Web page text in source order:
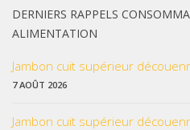
DERNIERS RAPPELS
ALIMENTATION
Jambon cuit supérieur
7 AOÛT 2026
Jambon cuit supérieur